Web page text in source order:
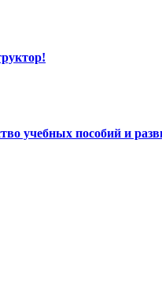
учебных пособий и